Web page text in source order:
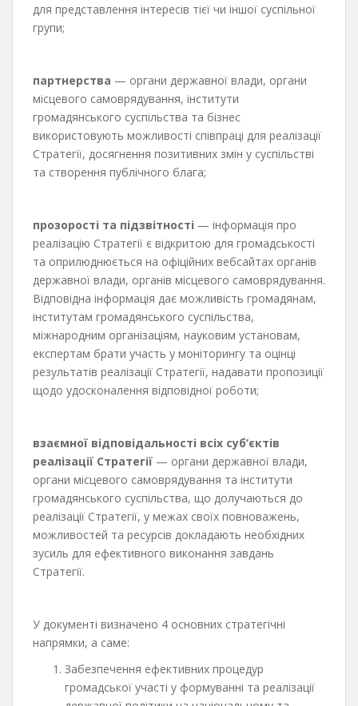
для представлення інтересів тієї чи іншої суспільної
групи;
партнерства — органи державної влади, органи
місцевого самоврядування, інститути
громадянського суспільства та бізнес
використовують можливості співпраці для реалізації
Стратегії, досягнення позитивних змін у суспільстві
та створення публічного блага;
прозорості та підзвітності — інформація про
реалізацію Стратегії є відкритою для громадськості
та оприлюднюється на офіційних вебсайтах органів
державної влади, органів місцевого самоврядування.
Відповідна інформація дає можливість громадянам,
інститутам громадянського суспільства,
міжнародним організаціям, науковим установам,
експертам брати участь у моніторингу та оцінці
результатів реалізації Стратегії, надавати пропозиції
щодо удосконалення відповідної роботи;
взаємної відповідальності всіх суб’єктів
реалізації Стратегії — органи державної влади,
органи місцевого самоврядування та інститути
громадянського суспільства, що долучаються до
реалізації Стратегії, у межах своїх повноважень,
можливостей та ресурсів докладають необхідних
зусиль для ефективного виконання завдань
Стратегії.
У документі визначено 4 основних стратегічні
напрямки, а саме:
Забезпечення ефективних процедур
громадської участі у формуванні та реалізації